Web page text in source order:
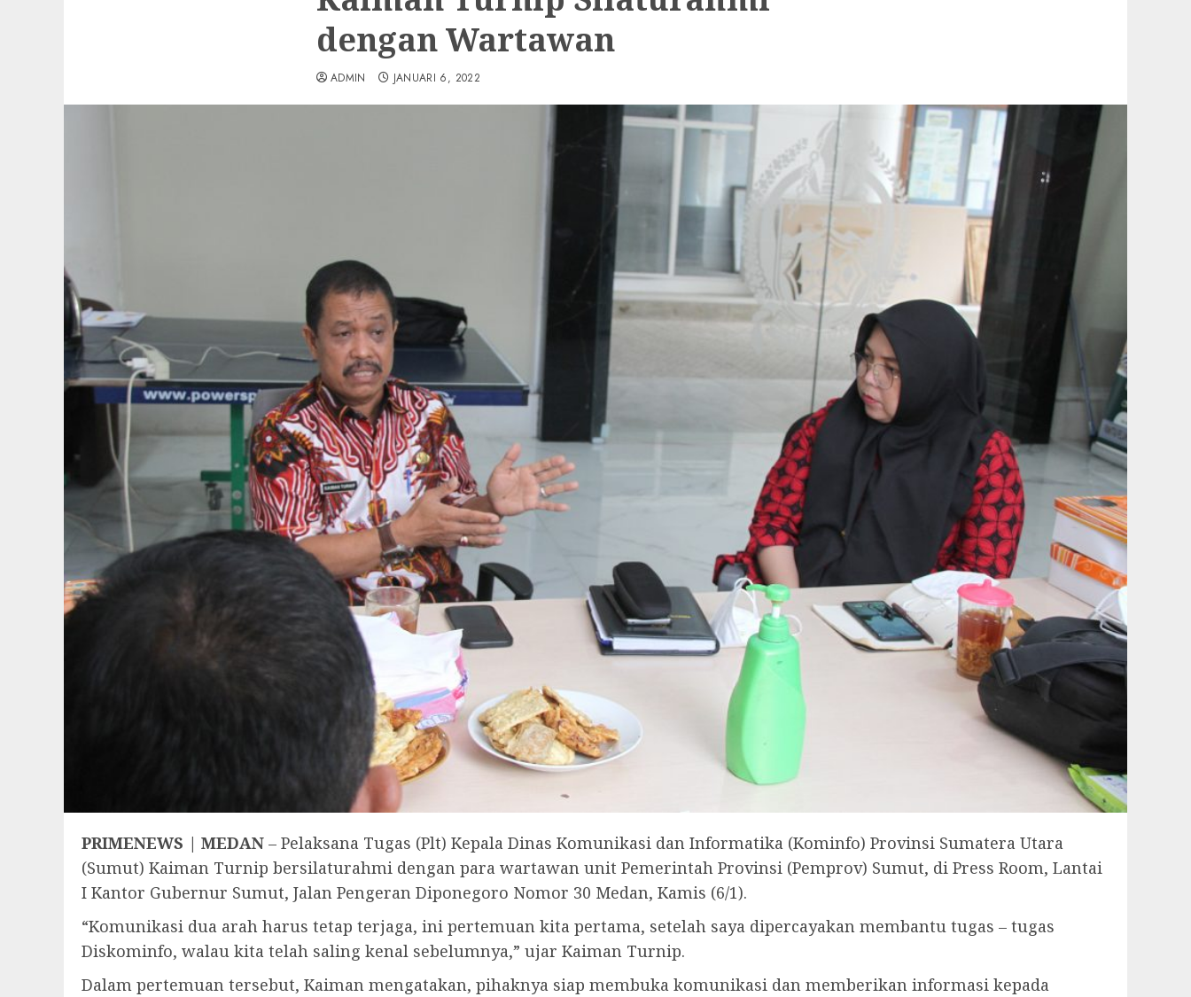
dengan Wartawan
ADMIN JANUARI 6, 2022
PRIMENEWS | MEDAN – Pelaksana Tugas (Plt) Kepala Dinas Komunikasi dan Informatika (Kominfo) Provinsi Sumatera Utara
(Sumut) Kaiman Turnip bersilaturahmi dengan para wartawan unit Pemerintah Provinsi (Pemprov) Sumut, di Press Room, Lantai
I Kantor Gubernur Sumut, Jalan Pengeran Diponegoro Nomor 30 Medan, Kamis (6/1).
“Komunikasi dua arah harus tetap terjaga, ini pertemuan kita pertama, setelah saya dipercayakan membantu tugas – tugas
Diskominfo, walau kita telah saling kenal sebelumnya,” ujar Kaiman Turnip.
Dalam pertemuan tersebut, Kaiman mengatakan, pihaknya siap membuka komunikasi dan memberikan informasi kepada